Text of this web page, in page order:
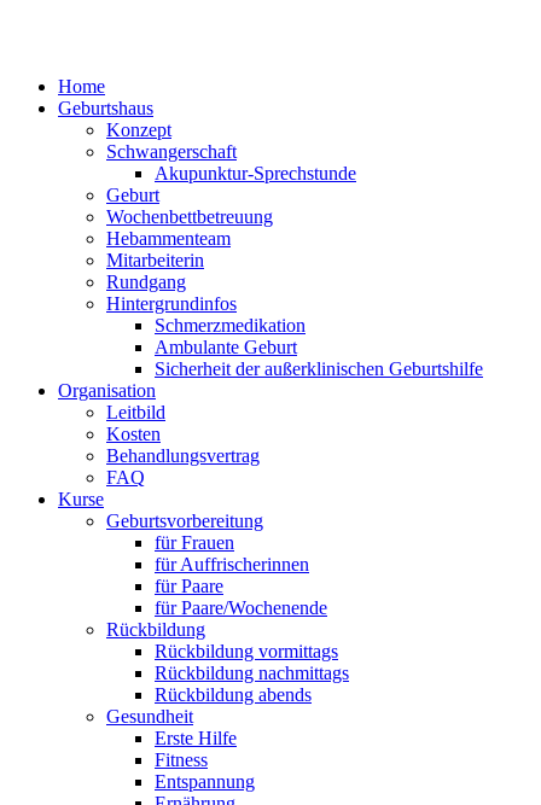
Home
Geburtshaus
Konzept
Schwangerschaft
Akupunktur-Sprechstunde
Geburt
Wochenbettbetreuung
Hebammenteam
Mitarbeiterin
Rundgang
Hintergrundinfos
Schmerzmedikation
Ambulante Geburt
Sicherheit der außerklinischen Geburtshilfe
Organisation
Leitbild
Kosten
Behandlungsvertrag
FAQ
Kurse
Geburtsvorbereitung
für Frauen
für Auffrischerinnen
für Paare
für Paare/Wochenende
Rückbildung
Rückbildung vormittags
Rückbildung nachmittags
Rückbildung abends
Gesundheit
Erste Hilfe
Fitness
Entspannung